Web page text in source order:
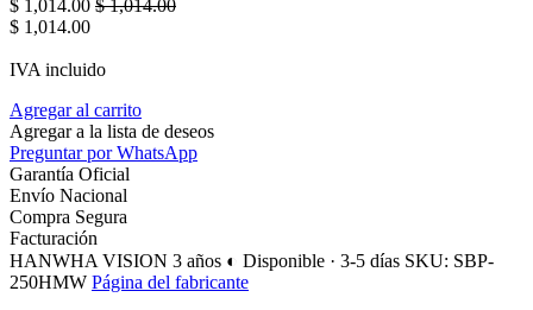
$ 1,014.00 $1,014.00
$ 1,014.00
IVA incluido
Agregar al carrito
Agregar a la lista de deseos
Preguntar por WhatsApp
Garantía Oficial
Envío Nacional
Compra Segura
Facturación
HANWHA VISION 3 años ◐ Disponible · 3-5 días SKU: SBP-
250HMW Página del fabricante